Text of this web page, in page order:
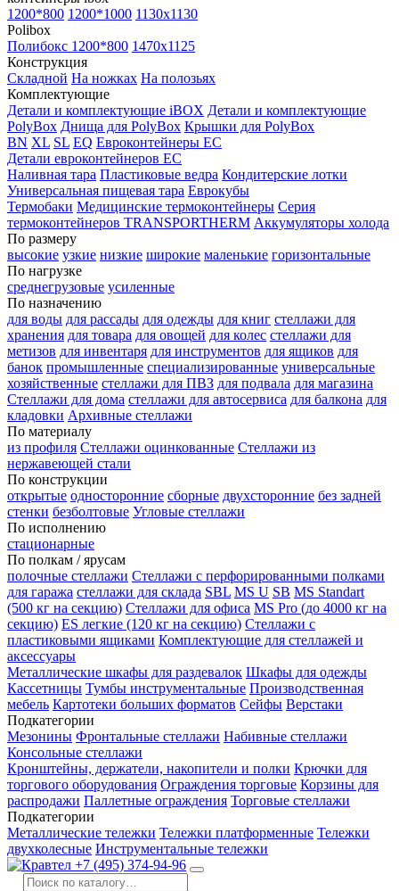
1200*800 1200*1000 1130x1130
Polibox
Полибокс 1200*800 1470х1125
Конструкция
Складной На ножках На полозьях
Комплектующие
Детали и комплектующие iBOX Детали и комплектующие
PolyBox Днища для PolyBox Крышки для PolyBox
BN XL SL EQ Евроконтейнеры EC
Детали евроконтейнеров EC
Наливная тара Пластиковые ведра Кондитерские лотки
Универсальная пищевая тара Еврокубы
Термобаки Медицинские термоконтейнеры Серия
термоконтейнеров TRANSPORTHERM Аккумуляторы холода
По размеру
высокие узкие низкие широкие маленькие горизонтальные
По нагрузке
среднегрузовые усиленные
По назначению
для воды для рассады для одежды для книг стеллажи для
хранения для товара для овощей для колес стеллажи для
метизов для инвентаря для инструментов для ящиков для
банок промышленные специализированные универсальные
хозяйственные стеллажи для ПВЗ для подвала для магазина
Стеллажи для дома стеллажи для автосервиса для балкона для
кладовки Архивные стеллажи
По материалу
из профиля Стеллажи оцинкованные Стеллажи из
нержавеющей стали
По конструкции
открытые односторонние сборные двухсторонние без задней
стенки безболтовые Угловые стеллажи
По исполнению
стационарные
По полкам / ярусам
полочные стеллажи Стеллажи с перфорированными полками
для гаража стеллажи для склада SBL MS U SB MS Standart
(500 кг на секцию) Стеллажи для офиса MS Pro (до 4000 кг на
секцию) ES легкие (120 кг на секцию) Стеллажи с
пластиковыми ящиками Комплектующие для стеллажей и
аксессуары
Металлические шкафы для раздевалок Шкафы для одежды
Кассетницы Тумбы инструментальные Производственная
мебель Картотеки больших форматов Сейфы Верстаки
Подкатегории
Мезонины Фронтальные стеллажи Набивные стеллажи
Консольные стеллажи
Кронштейны, держатели, накопители и полки Крючки для
торгового оборудования Ограждения торговые Корзины для
распродажи Паллетные ограждения Торговые стеллажи
Подкатегории
Металлические тележки Тележки платформенные Тележки
двухколесные Инструментальные тележки
+7 (495) 374-94-96